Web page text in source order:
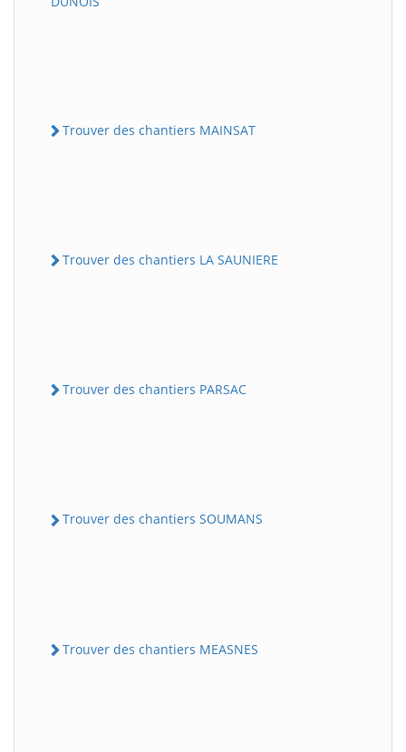
Trouver des chantiers MAINSAT
Trouver des chantiers LA SAUNIERE
Trouver des chantiers PARSAC
Trouver des chantiers SOUMANS
Trouver des chantiers MEASNES